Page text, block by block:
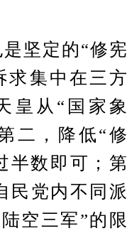
坚定的“修宪
求集中在三方
皇从“国家象
二，降低“修
半数即可；第
民党内不同派
空三军”的限